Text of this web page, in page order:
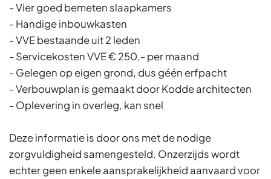
- Vier goed bemeten slaapkamers
- Handige inbouwkasten
- VVE bestaande uit 2 leden
- Servicekosten VVE € 250,- per maand
- Gelegen op eigen grond, dus géén erfpacht
- Verbouwplan is gemaakt door Kodde architecten
- Oplevering in overleg, kan snel
Deze informatie is door ons met de nodige
zorgvuldigheid samengesteld. Onzerzijds wordt
echter geen enkele aansprakelijkheid aanvaard voor